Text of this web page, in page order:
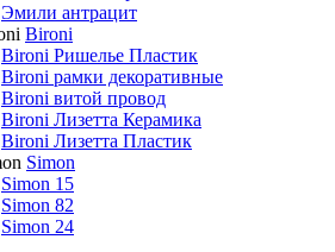
Эмили антрацит
Bironi
Bironi Ришелье Пластик
Bironi рамки декоративные
Bironi витой провод
Bironi Лизетта Керамика
Bironi Лизетта Пластик
Simon
Simon 15
Simon 82
Simon 24